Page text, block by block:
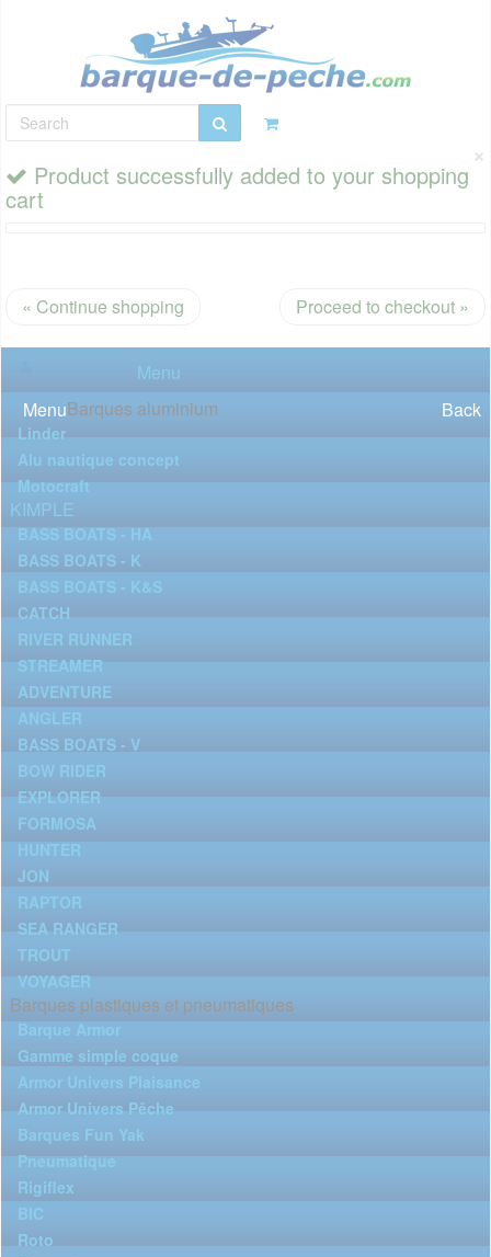
×
Product successfully added to your shopping
cart
« Continue shopping Proceed to checkout »
Menu
Menu
Back
Barques aluminium
Linder
Alu nautique concept
Motocraft
KIMPLE
BASS BOATS - HA
BASS BOATS - K
BASS BOATS - K&S
CATCH
RIVER RUNNER
STREAMER
ADVENTURE
ANGLER
BASS BOATS - V
BOW RIDER
EXPLORER
FORMOSA
HUNTER
JON
RAPTOR
SEA RANGER
TROUT
VOYAGER
Barques plastiques et pneumatiques
Barque Armor
Gamme simple coque
Armor Univers Plaisance
Armor Univers Pêche
Barques Fun Yak
Pneumatique
Rigiflex
BIC
Roto